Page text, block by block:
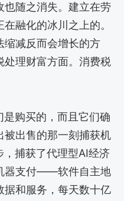
随之消失。建立在劳
融化的冰川之上的。
缩减反而会增长的方
处理财富方面。消费税
购买的，而且它们确
被出售的那一刻捕获机
捕获了代理型AI经济
器支付——软件自主地
据和服务，每天数十亿